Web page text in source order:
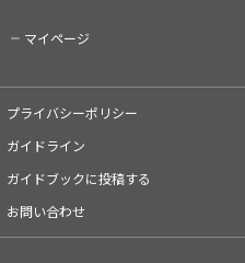
マイページ
プライバシーポリシー
ガイドライン
ガイドブックに投稿する
お問い合わせ